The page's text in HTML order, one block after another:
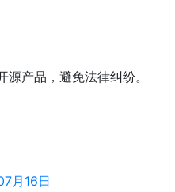
产品，避免法律纠纷。
月16日